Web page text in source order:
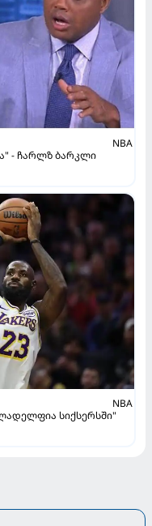
NBA
- ჩარლზ ბარკლი
NBA
სიქსერსში"